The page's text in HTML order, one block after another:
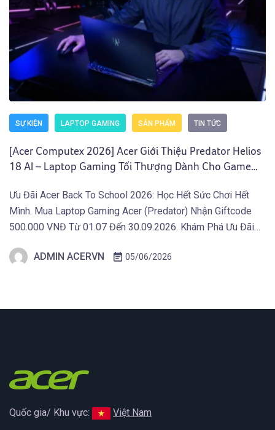
SỰ KIỆN LAPTOP GAMING SẢN PHẨM TIN TỨC
[Acer Computex 2026] Acer Giới Thiệu Predator Helios
18 AI – Laptop Gaming Tối Thượng Dành Cho Game
Ưu Đãi Acer Back To School 2026: Học Hết Sức Chơi Hết
Mình. Mua Laptop Gaming Acer (Predator) Nhận Giftcode
500.000 VNĐ Từ 01.07 Đến 30.09.2026. Khám Phá Ưu Đãi
loạt Laptop Gaming 2026 và thiết bị Gaming di động mới
ADMIN ACERVN 05/06/2026
Quốc gia/ Khu vực: Việt Nam